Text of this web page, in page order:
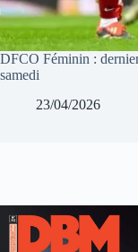
DFCO Féminin :
samedi
23/04/2026